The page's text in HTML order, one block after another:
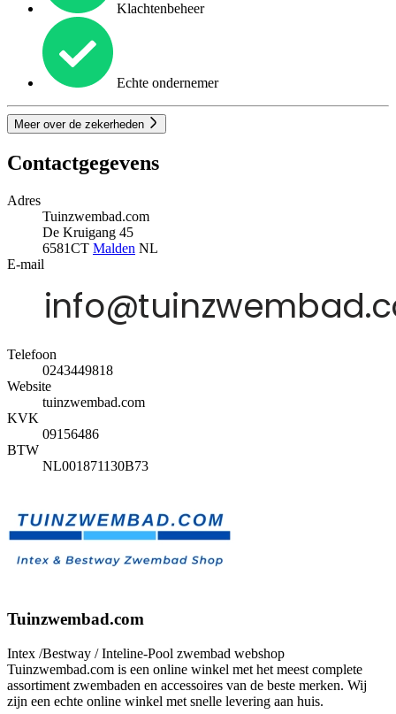
Klachtenbeheer
Echte ondernemer
Meer over de zekerheden
Contactgegevens
Adres
Tuinzwembad.com
De Kruigang 45
6581CT Malden NL
E-mail
Telefoon
0243449818
Website
tuinzwembad.com
KVK
09156486
BTW
NL001871130B73
Tuinzwembad.com
Intex /Bestway / Inteline-Pool zwembad webshop
Tuinzwembad.com is een online winkel met het meest complete
assortiment zwembaden en accessoires van de beste merken. Wij
zijn een echte online winkel met snelle levering aan huis.